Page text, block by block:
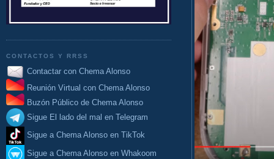
CONTACTOS Y RRSS
Contactar con Chema Alonso
Reunión Virtual con Chema Alonso
Buzón Público de Chema Alonso
Sigue El lado del mal en Telegram
Sigue a Chema Alonso en TikTok
Sigue a Chema Alonso en Whakoom